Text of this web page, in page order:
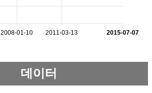
2008-01-10 2011-03-13 2015-07-07
데이터